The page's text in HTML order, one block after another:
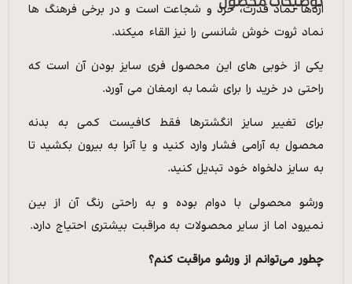
اژدها نماد قدرت، خرد و شجاعت است و در برخی فرهنگ ها
نماد ثروت خوش شانسی را نیز القاء میکند.
یکی از خوبی های این محصول فری سایز بودن آن است که
راحتی در خرید را برای شما به ارمغان می آورد.
برای تغییر سایز انگشترها فقط کافیست کمی به بدنه
محصول به آرامی فشار وارد کنید و یا آنرا به بیرون بکشید تا
به سایز دلخواه خود تبدیل کنید.
ورشو محصولی با دوام بوده و به راحتی رنگ آن از بین
نمیرود اما از سایر محصولات به مراقبت بیشتری احتیاج دارد.
چطور می‌توانم از ورشو مراقبت کنم؟